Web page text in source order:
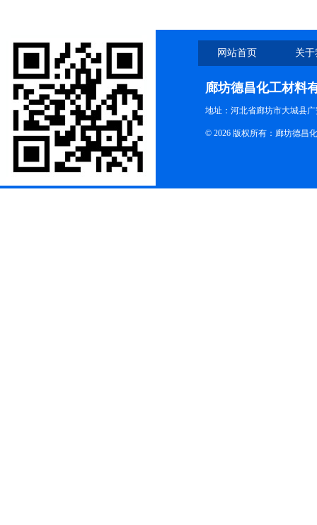
网站首页 关
廊坊德昌化工材料
地址：河北省廊坊市大城县
© 2026 版权所有：廊坊德昌